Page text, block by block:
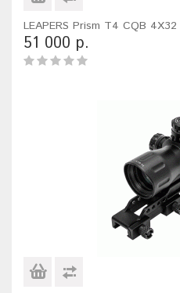
LEAPERS Prism T4 CQB
51 000 р.